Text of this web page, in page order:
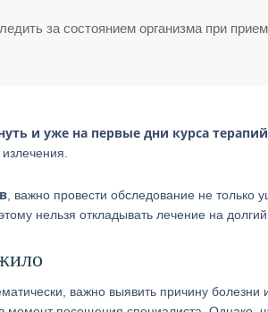
за состоянием организма при
и уже на первые дни курса терапий
, важно провести обследование не только
нельзя откладывать лечение на долгий
важно выявить причину болезни